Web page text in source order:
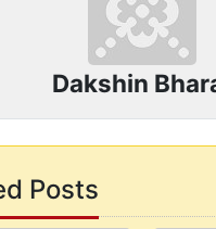
Dakshin
Posts